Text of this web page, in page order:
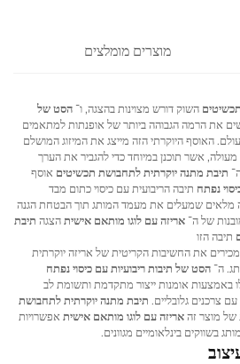
מוצרים מומלצים
השוק דורש מצוינות בהצגה, ו־ הסט של
את הרמה הגבוהה ביותר של אופנתות למתאמים
האוסף היוקרתי הזה מייצג את המיזוג המושלם
מעולה, אשר תוכנן במיוחד כדי להגביר את הערך
תיבת מתנה יוקרתית לתחבושת תכשיטים אוסף
נפתח תיבה הריבועית עם כיסוי כתום מבד
מלאים שמעלים את מעמד המותג תוך הבטחת הגנה
של ה־ אריזה עם לוגו מותאם אישיתהצגה תיבת
תיבה הזו
את החשיבות הקריטית של אריזה יוקרתית
ה־ הסט של תיבות ריבועיות עם כיסוי נפתח
באמצעות אומנות ייצור מתקדמת ותשומת לב
תיבת מתנה יוקרתית לתחבושת
מוצר זהאריזה עם לוגו מותאם אישיתאפשרויות
בשווקים בינלאומיים מגוונים.